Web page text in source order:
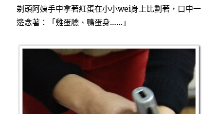
剃頭阿姨手中拿著紅蛋在小小wei身上比劃著，口中一
邊念著：「雞蛋臉、鴨蛋身……」